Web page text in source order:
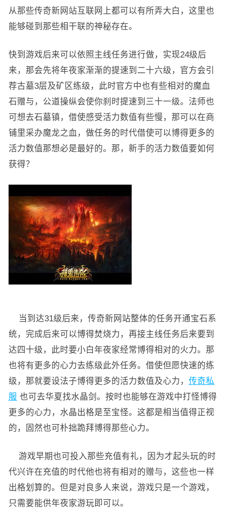
从那些传奇新网站互联网上都可以有所弄大白，这里也
能够碰到那些相干联的神秘存在。
快到游戏后来可以依照主线任务进行做，实现24级后
来，那会先将年夜家渐渐的提速到二十六级，官方会引
荐古墓3层及矿区练级，此时官方中也有些相对的魔血
石赠与，公道操纵会使你刹时提速到三十一级。法师也
可想去石墓镇，借使感受活力数值有些慢，那可以在商
铺里采办魔龙之血，做任务的时代借使可以博得更多的
活力数值那想必是最好的。那，新手的活力数值要如何
获得？
当到达31级后来，传奇新网站整体的任务开通宝石系
统，完成后来可以博得焚烧力，再接主线任务后来要到
达四十级，此时要小白年夜家经常博得相对的火力。那
也将有更多的心力去练级此外任务。借使但愿快速的练
级，那就要设法子博得更多的活力数值及心力， 传奇私
服 也可去华夏找水晶剑。按时也能够在游戏中打怪博得
更多的心力，水晶出格是至宝怪。这都是相当值得正视
的，固然也可朴拙跪拜博得那些心力。
游戏早期也可投入那些充值有礼，因为才起头玩的时
代兴许在充值的时代他也将有相对的赠与，这些也一样
出格划算的。但是对良多人来说，游戏只是一个游戏，
只需要能供年夜家游玩即可以。